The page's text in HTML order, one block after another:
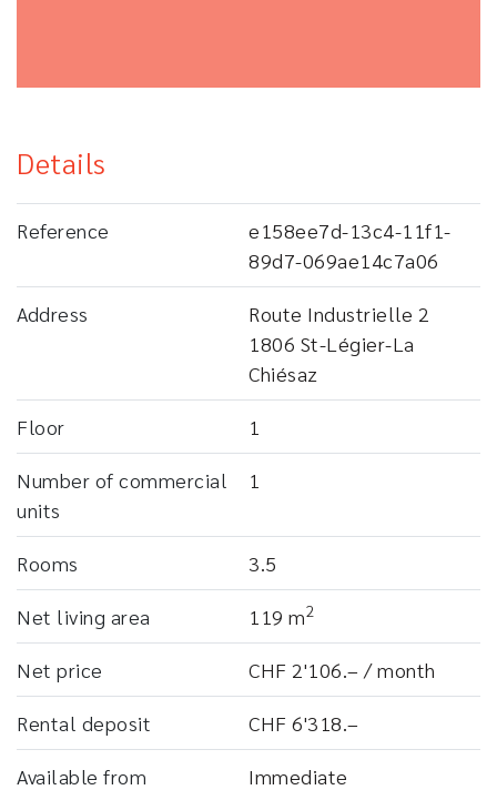
Details
Reference
e158ee7d-13c4-11f1-
89d7-069ae14c7a06
Address
Route Industrielle 2
1806 St-Légier-La
Chiésaz
Floor 1
Number of commercial
units
1
Rooms 3.5
Net living area 119 m2
Net price CHF 2'106.– / month
Rental deposit CHF 6'318.–
Available from Immediate